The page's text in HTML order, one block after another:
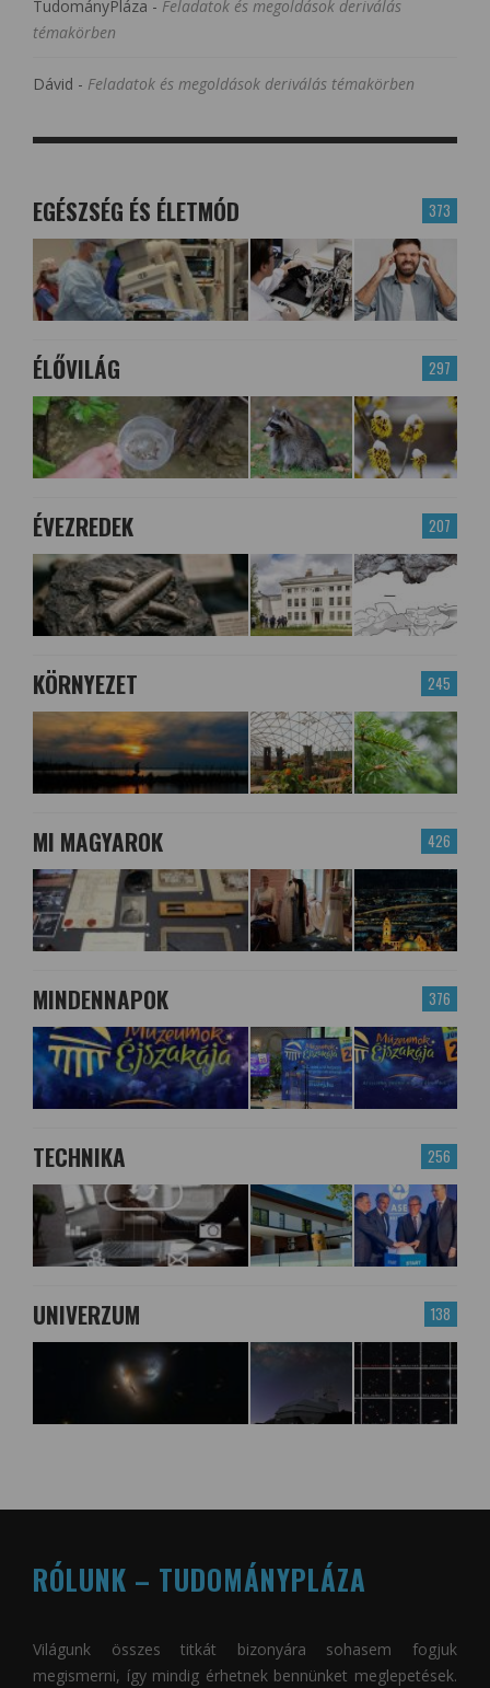
TudományPláza - Feladatok és megoldások deriválás
témakörben
Dávid - Feladatok és megoldások deriválás témakörben
373
EGÉSZSÉG ÉS ÉLETMÓD
297
ÉLŐVILÁG
207
ÉVEZREDEK
245
KÖRNYEZET
426
MI MAGYAROK
376
MINDENNAPOK
256
TECHNIKA
138
UNIVERZUM
RÓLUNK – TUDOMÁNYPLÁZA
Világunk összes titkát bizonyára sohasem fogjuk
megismerni, így mindig érhetnek bennünket meglepetések.